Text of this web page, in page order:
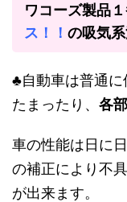
ワコーズ製品１
ス！！ の吸気
♣自動車は普通に
たまったり、 各
車の性能は日に
の補正により不
が出来ます。